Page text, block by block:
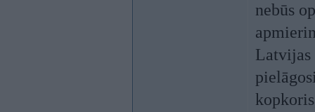
nebūs
Latvijas